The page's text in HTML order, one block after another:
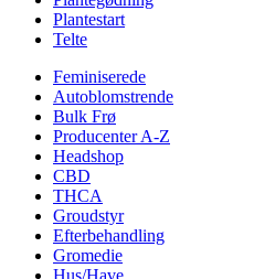
Plantestart
Telte
Feminiserede
Autoblomstrende
Bulk Frø
Producenter A-Z
Headshop
CBD
THCA
Groudstyr
Efterbehandling
Gromedie
Hus/Have